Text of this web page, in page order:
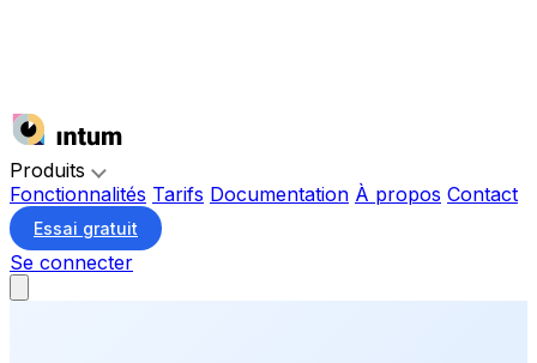
Produits
Fonctionnalités Tarifs Documentation À propos Contact
Essai gratuit
Se connecter